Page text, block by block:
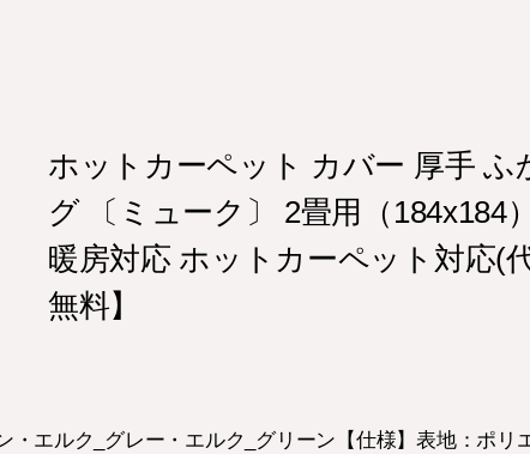
ホットカーペット カバー 厚手 ふ
グ 〔ミューク〕 2畳用（184x184
暖房対応 ホットカーペット対応(
無料】
・エルク_グレー・エルク_グリーン【仕様】表地：ポリ